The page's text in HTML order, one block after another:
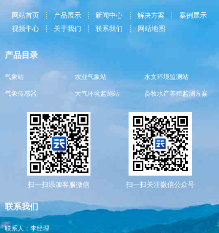
网站首页 产品展示 新闻中心 解决方案
案例展示
视频中心
关于我们 联系我们 网站地图
产品目录
气象站 农业气象站 水文环境监测站
气象传感器 大气环境监测站 畜牧水产养殖监测方案
扫一扫添加客服微信 扫一扫关注微信公众号
联系我们
联系人：李经理